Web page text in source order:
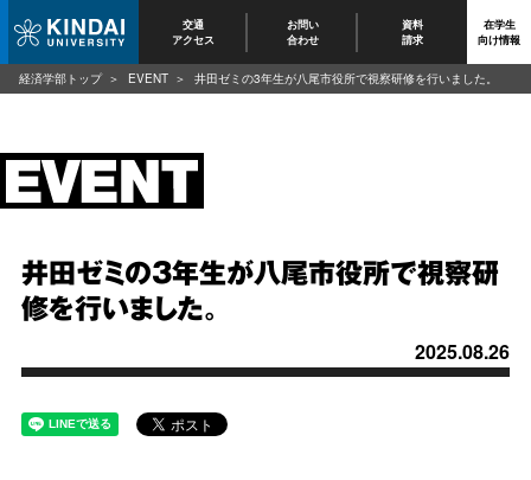
交通
アクセス
お問い
合わせ
資料
請求
在学生
向け情報
井田ゼミの3年生が八尾市役所で視察研
修を行いました。
2025.08.26
経済学部トップ EVENT 井田ゼミの3年生が八尾市役所で視察研修を行いました。